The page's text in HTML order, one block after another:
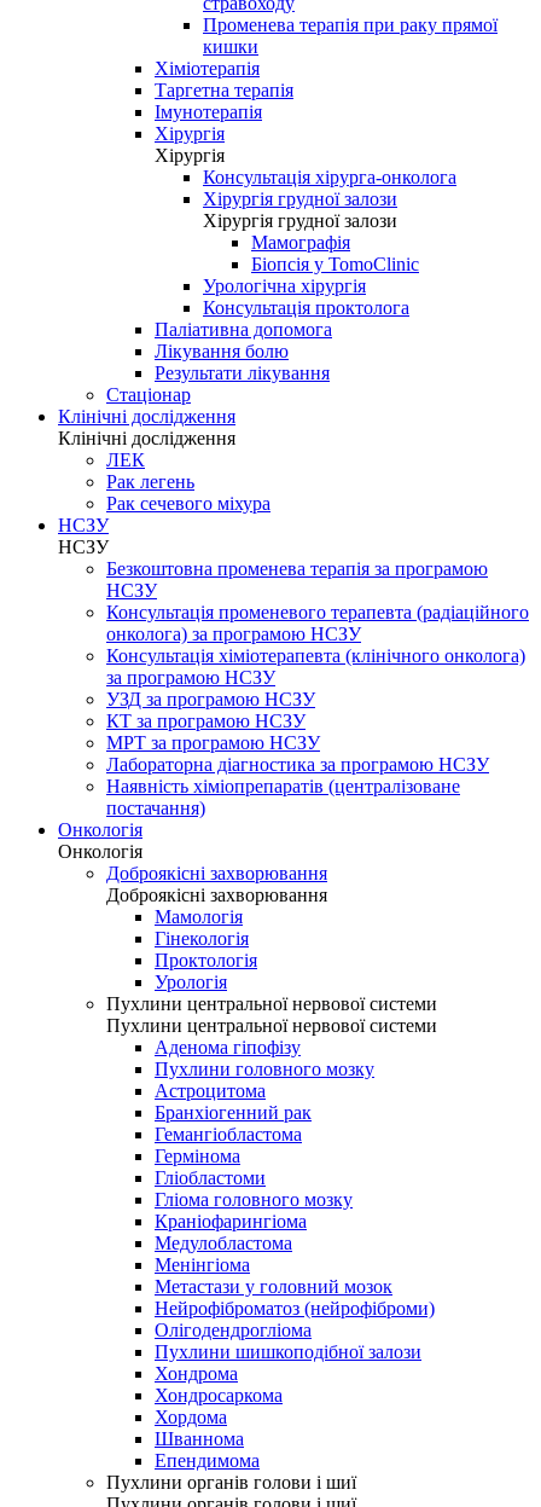
Променева терапія при раку прямої
кишки
Хіміотерапія
Таргетна терапія
Імунотерапія
Хірургія
Хірургія
Консультація хірурга-онколога
Хірургія грудної залози
Хірургія грудної залози
Мамографія
Біопсія у TomoClinic
Урологічна хірургія
Консультація проктолога
Паліативна допомога
Лікування болю
Результати лікування
Стаціонар
Клінічні дослідження
Клінічні дослідження
ЛЕК
Рак легень
Рак сечевого міхура
НСЗУ
НСЗУ
Безкоштовна променева терапія за програмою
НСЗУ
Консультація променевого терапевта (радіаційного
онколога) за програмою НСЗУ
Консультація хіміотерапевта (клінічного онколога)
за програмою НСЗУ
УЗД за програмою НСЗУ
КТ за програмою НСЗУ
МРТ за програмою НСЗУ
Лабораторна діагностика за програмою НСЗУ
Наявність хіміопрепаратів (централізоване
постачання)
Онкологія
Онкологія
Доброякісні захворювання
Доброякісні захворювання
Мамологія
Гінекологія
Проктологія
Урологія
Пухлини центральної нервової системи
Пухлини центральної нервової системи
Аденома гіпофізу
Пухлини головного мозку
Астроцитома
Бранхіогенний рак
Гемангіобластома
Гермінома
Гліобластоми
Гліома головного мозку
Краніофарингіома
Медулобластома
Менінгіома
Метастази у головний мозок
Нейрофіброматоз (нейрофіброми)
Олігодендрогліома
Пухлини шишкоподібної залози
Хондрома
Хондросаркома
Хордома
Шваннома
Епендимома
Пухлини органів голови і шиї